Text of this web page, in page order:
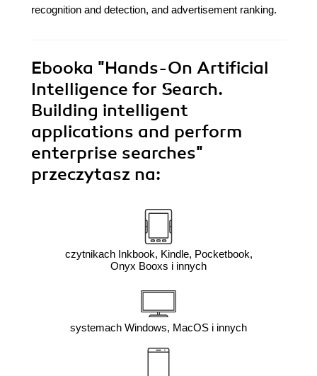
recognition and detection, and advertisement ranking.
Ebooka "Hands-On Artificial
Intelligence for Search.
Building intelligent
applications and perform
enterprise searches"
przeczytasz na:
czytnikach Inkbook, Kindle, Pocketbook,
Onyx Booxs i innych
systemach Windows, MacOS i innych